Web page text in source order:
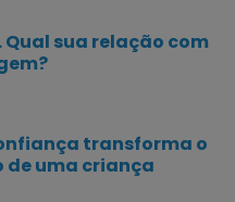
sua relação com
transforma o
de uma criança